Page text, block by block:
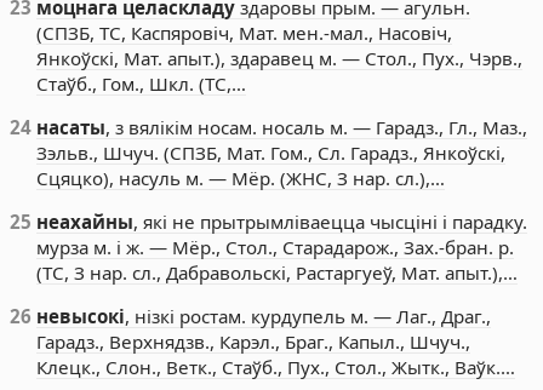
23 моцнага целаскладу здаровы прым. — агульн.
(СПЗБ, ТС, Каспяровіч, Мат. мен.-мал., Насовіч,
Янкоўскі, Мат. апыт.), здаравец м. — Стол., Пух., Чэрв.,
Стаўб., Гом., Шкл. (ТС,…
24 насаты, з вялікім носам. носаль м. — Гарадз., Гл., Маз.,
Зэльв., Шчуч. (СПЗБ, Мат. Гом., Сл. Гарадз., Янкоўскі,
Сцяцко), насуль м. — Мёр. (ЖНС, З нар. сл.),…
25 неахайны, які не прытрымліваецца чысціні і парадку.
мурза м. і ж. — Мёр., Стол., Старадарож., Зах.-бран. р.
(ТС, З нар. сл., Дабравольскі, Растаргуеў, Мат. апыт.),…
26 невысокі, нізкі ростам. курдупель м. — Лаг., Драг.,
Гарадз., Верхнядзв., Карэл., Браг., Капыл., Шчуч.,
Клецк., Слон., Ветк., Стаўб., Пух., Стол., Жытк., Ваўк.…